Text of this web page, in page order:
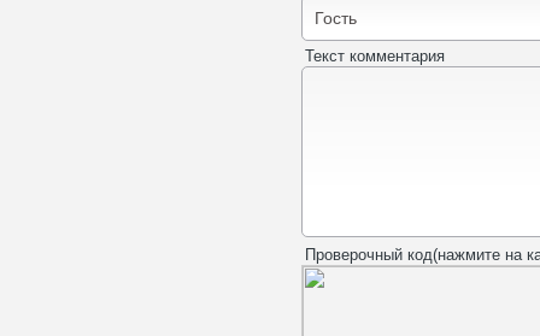
Текст комментария
Проверочный код(нажмите на